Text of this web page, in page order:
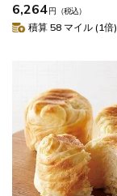
6,264円 （税込）
積算 58 マイル (1倍)